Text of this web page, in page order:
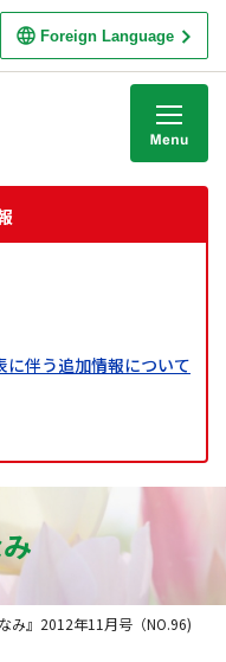
Foreign Language
に伴う追加情報について
み』2012年11月号（NO.96)